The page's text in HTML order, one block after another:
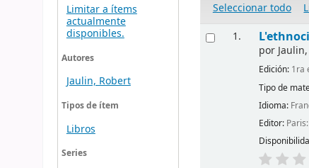
Limitar a ítems
actualmente
disponibles.
Autores
Jaulin, Robert
Tipos de ítem
Libros
Series
Seleccionar todo
1.
por
Edición: 1ra
Tipo de
Idioma:
Editor: